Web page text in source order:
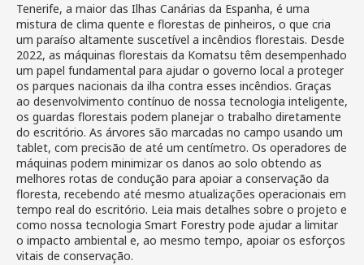
Tenerife, a maior das Ilhas Canárias da Espanha, é uma
mistura de clima quente e florestas de pinheiros, o que cria
um paraíso altamente suscetível a incêndios florestais. Desde
2022, as máquinas florestais da Komatsu têm desempenhado
um papel fundamental para ajudar o governo local a proteger
os parques nacionais da ilha contra esses incêndios. Graças
ao desenvolvimento contínuo de nossa tecnologia inteligente,
os guardas florestais podem planejar o trabalho diretamente
do escritório. As árvores são marcadas no campo usando um
tablet, com precisão de até um centímetro. Os operadores de
máquinas podem minimizar os danos ao solo obtendo as
melhores rotas de condução para apoiar a conservação da
floresta, recebendo até mesmo atualizações operacionais em
tempo real do escritório. Leia mais detalhes sobre o projeto e
como nossa tecnologia Smart Forestry pode ajudar a limitar
o impacto ambiental e, ao mesmo tempo, apoiar os esforços
vitais de conservação.